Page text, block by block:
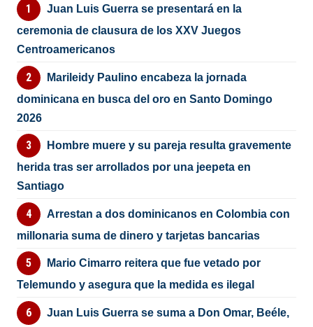
Juan Luis Guerra se presentará en la
ceremonia de clausura de los XXV Juegos
Centroamericanos
Marileidy Paulino encabeza la jornada
dominicana en busca del oro en Santo Domingo
2026
Hombre muere y su pareja resulta gravemente
herida tras ser arrollados por una jeepeta en
Santiago
Arrestan a dos dominicanos en Colombia con
millonaria suma de dinero y tarjetas bancarias
Mario Cimarro reitera que fue vetado por
Telemundo y asegura que la medida es ilegal
Juan Luis Guerra se suma a Don Omar, Beéle,